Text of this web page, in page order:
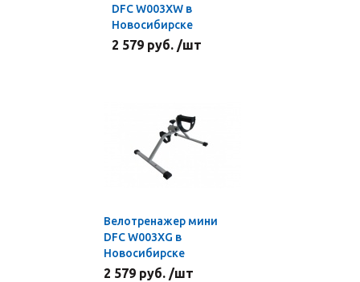
DFC W003XW в
Новосибирске
2 579 руб. /шт
Велотренажер мини
DFC W003XG в
Новосибирске
2 579 руб. /шт